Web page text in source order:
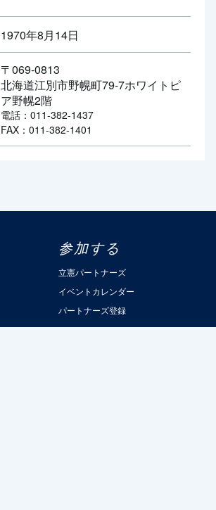
1970年8月14日
〒069-0813
北海道江別市野幌町79-7ホワイトピ
ア野幌2階
電話：011-382-1437
FAX：011-382-1401
参加する
立憲パートナーズ
イベントカレンダー
パートナーズ登録